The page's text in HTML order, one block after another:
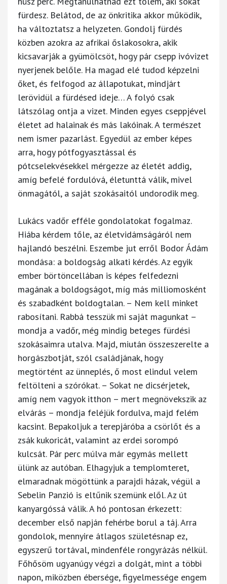
fürdesz. Belátod, de az önkritika akkor működik,
ha változtatsz a helyzeten. Gondolj fürdés
közben azokra az afrikai őslakosokra, akik
kicsavarják a gyümölcsöt, hogy pár csepp ivóvizet
nyerjenek belőle. Ha magad elé tudod képzelni
őket, és felfogod az állapotukat, mindjárt
lerövidül a fürdésed ideje… A folyó csak
látszólag ontja a vizet. Minden egyes cseppjével
életet ad halainak és más lakóinak. A természet
nem ismer pazarlást. Egyedül az ember képes
arra, hogy pótfogyasztással és
pótcselekvésekkel mérgezze az életét addig,
amíg befelé fordulóvá, életunttá válik, mivel
önmagától, a saját szokásaitól undorodik meg.
Lukács vadőr efféle gondolatokat fogalmaz.
Hiába kérdem tőle, az életvidámságáról nem
hajlandó beszélni. Eszembe jut erről Bodor Ádám
mondása: a boldogság alkati kérdés. Az egyik
ember börtöncellában is képes felfedezni
magának a boldogságot, míg más milliomosként
és szabadként boldogtalan. – Nem kell minket
rabosítani. Rabbá tesszük mi saját magunkat –
mondja a vadőr, még mindig beteges fürdési
szokásaimra utalva. Majd, miután összeszerelte a
horgászbotját, szól családjának, hogy
megtörtént az ünneplés, ő most elindul velem
feltölteni a szórókat. – Sokat ne dicsérjetek,
amíg nem vagyok itthon – mert megnövekszik az
elvárás – mondja feléjük fordulva, majd felém
kacsint. Bepakoljuk a terepjáróba a csörlőt és a
zsák kukoricát, valamint az erdei sorompó
kulcsát. Pár perc múlva már egymás mellett
ülünk az autóban. Elhagyjuk a templomteret,
elmaradnak mögöttünk a parajdi házak, végül a
Sebelin Panzió is eltűnik szemünk elől. Az út
kanyargóssá válik. A hó pontosan érkezett:
december első napján fehérbe borul a táj. Arra
gondolok, mennyire átlagos születésnap ez,
egyszerű tortával, mindenféle rongyrázás nélkül.
Főhősöm ugyanúgy végzi a dolgát, mint a többi
napon, miközben ébersége, figyelmessége engem